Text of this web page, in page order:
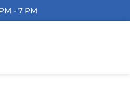
- 7 PM